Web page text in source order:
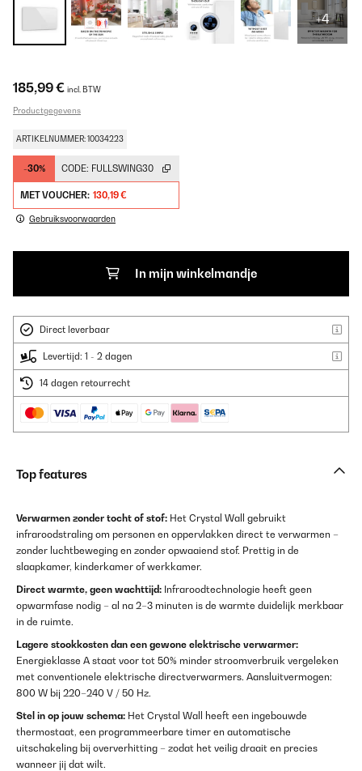
+4
185,99 € incl. BTW
Productgegevens
ARTIKELNUMMER: 10034223
-30% CODE: FULLSWING30
MET VOUCHER: 130,19 €
Gebruiksvoorwaarden
In mijn winkelmandje
Direct leverbaar
Levertijd: 1 - 2 dagen
14 dagen retourrecht
Top features
Verwarmen zonder tocht of stof: Het Crystal Wall gebruikt
infraroodstraling om personen en oppervlakken direct te verwarmen –
zonder luchtbeweging en zonder opwaaiend stof. Prettig in de
slaapkamer, kinderkamer of werkkamer.
Direct warmte, geen wachttijd: Infraroodtechnologie heeft geen
opwarmfase nodig – al na 2–3 minuten is de warmte duidelijk merkbaar
in de ruimte.
Lagere stookkosten dan een gewone elektrische verwarmer:
Energieklasse A staat voor tot 50% minder stroomverbruik vergeleken
met conventionele elektrische directverwarmers. Aansluitvermogen:
800 W bij 220–240 V / 50 Hz.
Stel in op jouw schema: Het Crystal Wall heeft een ingebouwde
thermostaat, een programmeerbare timer en automatische
uitschakeling bij oververhitting – zodat het veilig draait en precies
wanneer jij dat wilt.